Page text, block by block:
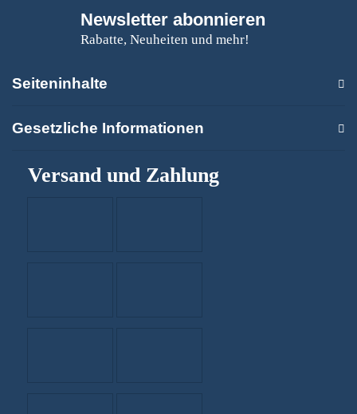
Newsletter abonnieren
Rabatte, Neuheiten und mehr!
Seiteninhalte
Gesetzliche Informationen
Versand und Zahlung